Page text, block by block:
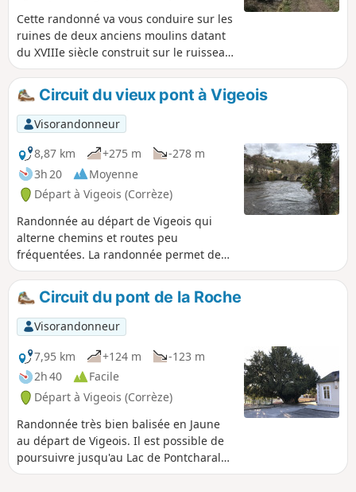
Cette randonné va vous conduire sur les
ruines de deux anciens moulins datant
du XVIIIe siècle construit sur le ruisseau
du Brezou. Vous pourrez y voir des
anciennes meules, digues, canal
d'amenée, ruines de la bâtisse du
Moulin de la Forêt avec les entrées
d'eau sous le moulin.
Circuit du vieux pont à Vigeois
Visorandonneur
8,87 km
+275 m
-278 m
3h 20
Moyenne
Départ à Vigeois (Corrèze)
Randonnée au départ de Vigeois qui
alterne chemins et routes peu
fréquentées. La randonnée permet de
contempler le vieux pont médiéval au-
dessus de la Vézère. Elle est
extrêmement bien balisée à l'aide de
marques Jaunes.
Circuit du pont de la Roche
Visorandonneur
7,95 km
+124 m
-123 m
2h 40
Facile
Départ à Vigeois (Corrèze)
Randonnée très bien balisée en Jaune
au départ de Vigeois. Il est possible de
poursuivre jusqu'au Lac de Pontcharal
et d'en faire le tour.